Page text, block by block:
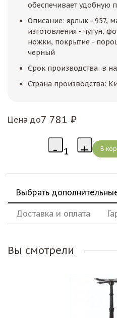
обеспечивает удобную
Описание: ярлык - 957,
изготовления - чугун,
ножки, покрытие -
черный
Срок производства: в
Страна производства:
Цена до7 781 ₽
Выбрать
Доставка и оплата
Вы смотрели